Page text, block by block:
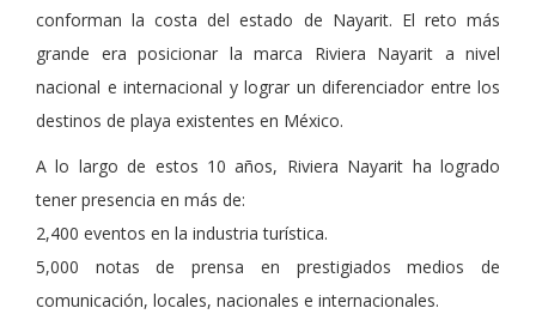
conforman la costa del estado de Nayarit. El reto más
grande era posicionar la marca Riviera Nayarit a nivel
nacional e internacional y lograr un diferenciador entre los
destinos de playa existentes en México.
A lo largo de estos 10 años, Riviera Nayarit ha logrado
tener presencia en más de:
2,400 eventos en la industria turística.
5,000 notas de prensa en prestigiados medios de
comunicación, locales, nacionales e internacionales.